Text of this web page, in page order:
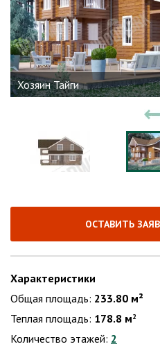
Хозяин Тайги
ОСТАВИТЬ
Характеристики
Общая площадь: 233.80 м²
Теплая площадь: 178.8 м2
Количество этажей: 2